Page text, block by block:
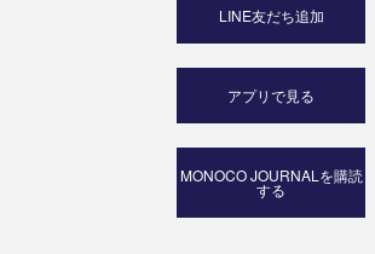
LINE友だち追加
アプリで見る
MONOCO JOURNALを購読
する